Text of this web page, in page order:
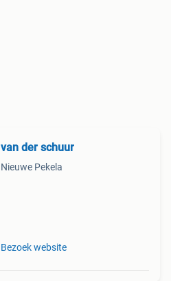
van der schuur
Nieuwe Pekela
Bezoek website